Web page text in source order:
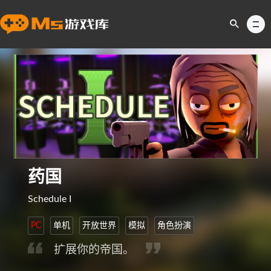
药国
Schedule I
PC 单机 开放世界 模拟 角色扮演
扩展你的帝国。